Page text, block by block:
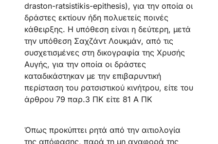
draston-ratsistikis-epithesis), για την οποία οι
δράστες εκτίουν ήδη πολυετείς ποινές
κάθειρξης. Η υπόθεση είναι η δεύτερη, μετά
την υπόθεση Σαχζάντ Λουκμάν, από τις
συσχετισμένες στη δικογραφία της Χρυσής
Αυγής, για την οποία οι δράστες
καταδικάστηκαν με την επιβαρυντική
περίσταση του ρατσιστικού κινήτρου, είτε του
άρθρου 79 παρ.3 ΠΚ είτε 81 Α ΠΚ
Όπως προκύπτει ρητά από την αιτιολογία
της απόφασης, παρά τη μη αναφορά της